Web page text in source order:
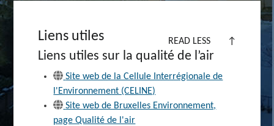
Liens utiles READ LESS ↑
Liens utiles sur la qualité de l’air
Site web de la Cellule Interrégionale de
l'Environnement (CELINE)
Site web de Bruxelles Environnement,
page Qualité de l'air